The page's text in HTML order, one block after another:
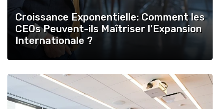
Croissance Exponentielle: Comment les
CEOs Peuvent-ils Maîtriser l’Expansion
Internationale ?